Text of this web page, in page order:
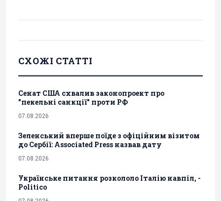
СХОЖІ СТАТТІ
Сенат США схвалив законопроект про
"пекельні санкції" проти РФ
07.08.2026
Зеленський вперше поїде з офіційним візитом
до Сербії: Associated Press назвав дату
07.08.2026
Українське питання розкололо Італію навпіл, -
Politico